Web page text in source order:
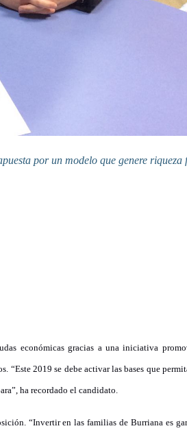
económicas gracias a una iniciativa
“Este 2019 se debe activar las bases que
ha recordado el candidato.
“Invertir en las familias de Burriana es